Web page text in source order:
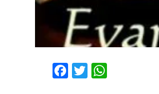
Facebook
Twitter